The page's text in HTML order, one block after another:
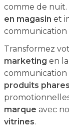
comme de
en magasin et
communication
Transformez
marketing en
communication
produits phares
marque avec
vitrines.